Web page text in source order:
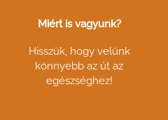
Miért is vagyunk?
Hisszük, hogy velünk
könnyebb az út az
egészséghez!